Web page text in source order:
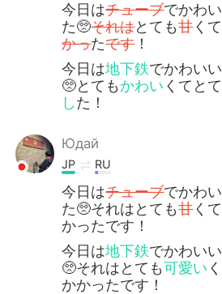
今日はチューブでかわ
た🥺それはとても甘く
かったです！
今日は地下鉄でかわい
🥺とてもかわい くてと
した！
Юдай
JP RU
今日はチューブでかわ
た🥺それはとても甘く
かったです！
今日は地下鉄でかわい
🥺それはとても可愛い
かかったです！